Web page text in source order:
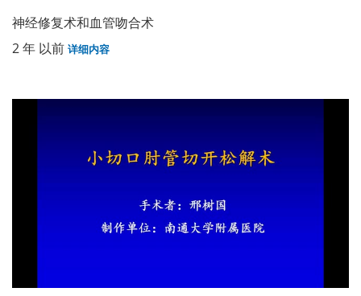
神经修复术和血管吻合术
2 年 以前 详细内容